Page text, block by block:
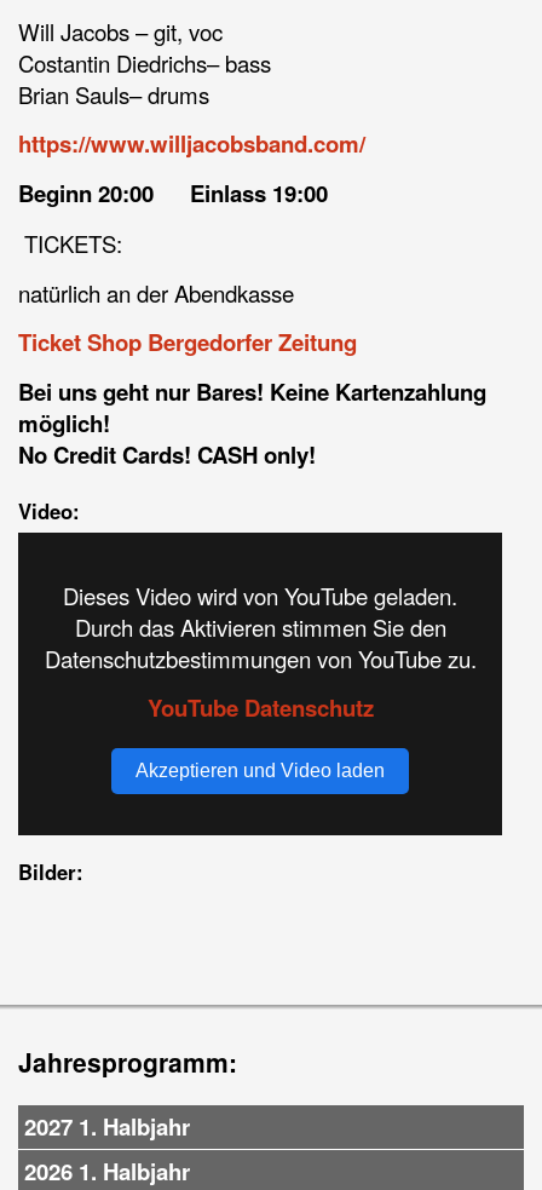
Will Jacobs – git, voc
Costantin Diedrichs– bass
Brian Sauls– drums
https://www.willjacobsband.com/
Beginn 20:00 Einlass 19:00
TICKETS:
natürlich an der Abendkasse
Ticket Shop Bergedorfer Zeitung
Bei uns geht nur Bares! Keine Kartenzahlung
möglich!
No Credit Cards! CASH only!
Video:
Dieses Video wird von YouTube geladen.
Durch das Aktivieren stimmen Sie den
Datenschutzbestimmungen von YouTube zu.
YouTube Datenschutz
Akzeptieren und Video laden
Bilder:
Jahresprogramm:
2027 1. Halbjahr
2026 1. Halbjahr